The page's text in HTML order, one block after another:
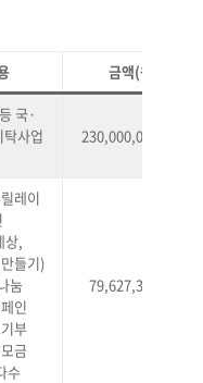
금액(원)
국·
탁사업
230,000,000
레이
상,
들기)
눔
인
부
금
수
79,627,305